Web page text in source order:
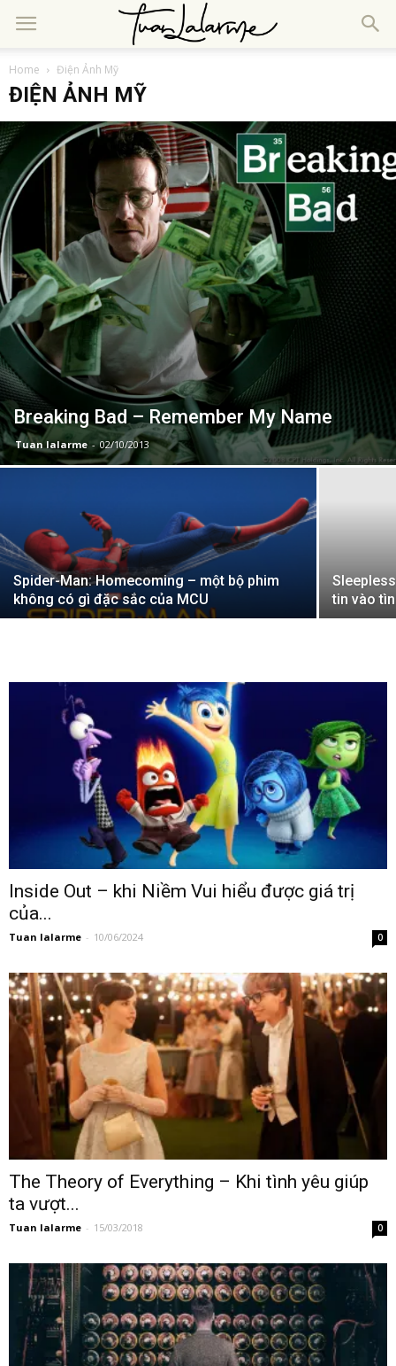
Home Điện Ảnh Mỹ
ĐIỆN ẢNH MỸ
Breaking Bad – Remember My Name
Tuan lalarme - 02/10/2013
Spider-Man: Homecoming – một bộ phim
không có gì đặc sắc của MCU
tin vào
Inside Out – khi Niềm Vui hiểu được giá trị
của...
Tuan lalarme - 10/06/2024 0
The Theory of Everything – Khi tình yêu giúp
ta vượt...
Tuan lalarme - 15/03/2018 0